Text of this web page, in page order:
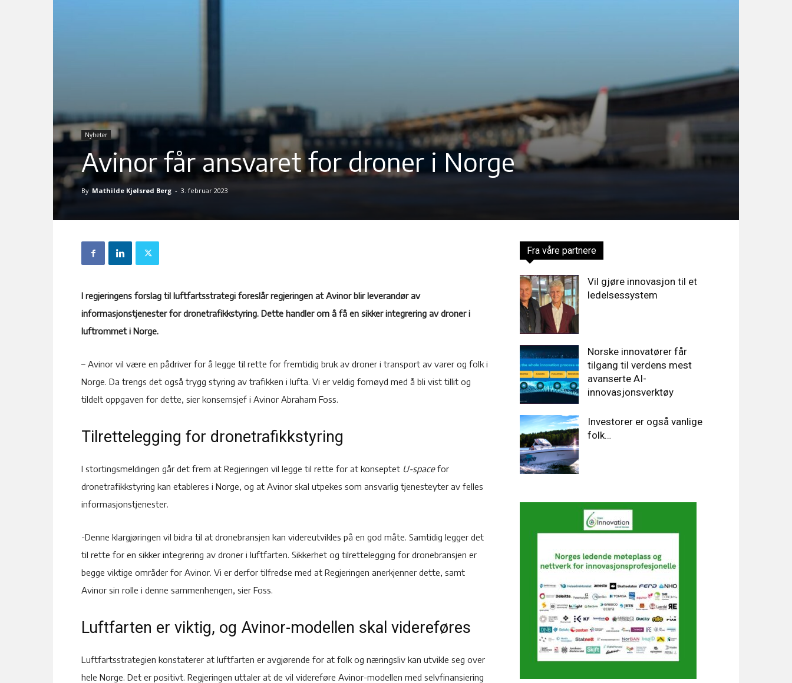
Nyheter
Avinor får ansvaret for droner i Norge
By Mathilde Kjølsrød Berg - 3. februar 2023
I regjeringens forslag til luftfartsstrategi foreslår regjeringen at Avinor blir leverandør av
informasjonstjenester for dronetrafikkstyring. Dette handler om å få en sikker integrering av droner i
luftrommet i Norge.
– Avinor vil være en pådriver for å legge til rette for fremtidig bruk av droner i transport av varer og folk i
Norge. Da trengs det også trygg styring av trafikken i lufta. Vi er veldig fornøyd med å bli vist tillit og
tildelt oppgaven for dette, sier konsernsjef i Avinor Abraham Foss.
Tilrettelegging for dronetrafikkstyring
I stortingsmeldingen går det frem at Regjeringen vil legge til rette for at konseptet U-spacefor
dronetrafikkstyring kan etableres i Norge, og at Avinor skal utpekes som ansvarlig tjenesteyter av felles
informasjonstjenester.
-Denne klargjøringen vil bidra til at dronebransjen kan videreutvikles på en god måte. Samtidig legger det
til rette for en sikker integrering av droner i luftfarten. Sikkerhet og tilrettelegging for dronebransjen er
begge viktige områder for Avinor. Vi er derfor tilfredse med at Regjeringen anerkjenner dette, samt
Avinor sin rolle i denne sammenhengen, sier Foss.
Luftfarten er viktig, og Avinor-modellen skal videreføres
Luftfartsstrategien konstaterer at luftfarten er avgjørende for at folk og næringsliv kan utvikle seg over
hele Norge. Det er positivt. Regjeringen uttaler at de vil videreføre Avinor-modellen med selvfinansiering
Fra våre partnere
Vil gjøre innovasjon til et
ledelsessystem
Norske innovatører får
tilgang til verdens mest
avanserte AI-
innovasjonsverktøy
Investorer er også vanlige
folk…